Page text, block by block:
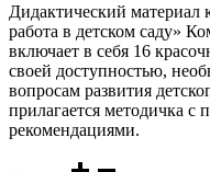
Дидактический материал
работа в детском саду»
включает в себя 16
своей доступностью,
вопросам развития
прилагается методичка
рекомендациями.